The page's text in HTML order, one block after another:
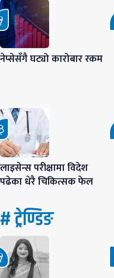
नेप्सेसँगै घट्यो कारोबार रकम
लाइसेन्स परीक्षामा विदेश
पढेका धेरै चिकित्सक फेल
# ट्रेण्डिङ